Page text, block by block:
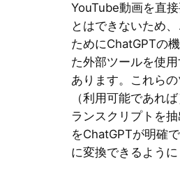
YouTube動画を直
とはできないため
ためにChatGPTの
た外部ツールを使
あります。これらの
（利用可能であれ
ランスクリプトを
をChatGPTが明確
に変換できるように